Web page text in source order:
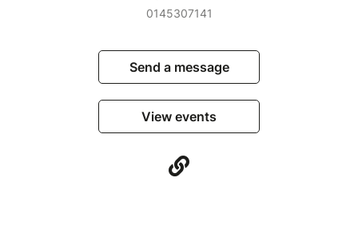
0145307141
Send a message
View events